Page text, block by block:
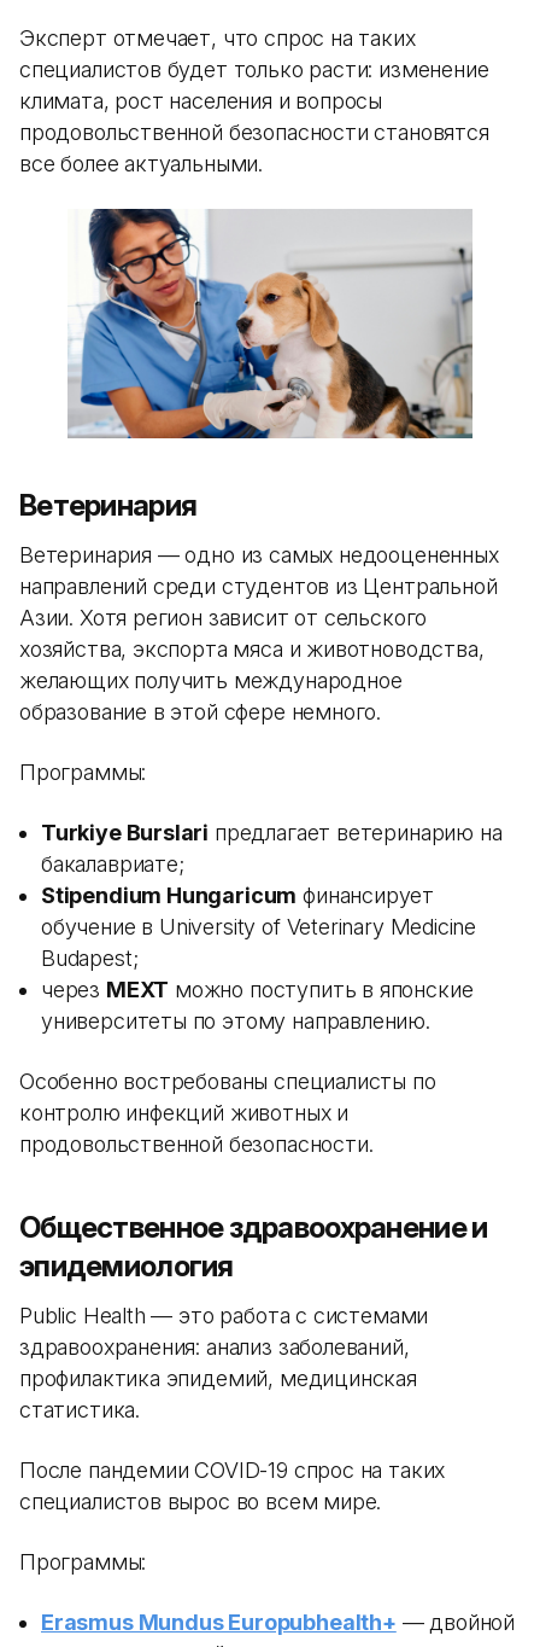
Эксперт отмечает, что спрос на таких
специалистов будет только расти: изменение
климата, рост населения и вопросы
продовольственной безопасности становятся
все более актуальными.
Ветеринария
Ветеринария — одно из самых недооцененных
направлений среди студентов из Центральной
Азии. Хотя регион зависит от сельского
хозяйства, экспорта мяса и животноводства,
желающих получить международное
образование в этой сфере немного.
Программы:
Turkiye Burslari предлагает ветеринарию на
бакалавриате;
Stipendium Hungaricum финансирует
обучение в University of Veterinary Medicine
Budapest;
через MEXT можно поступить в японские
университеты по этому направлению.
Особенно востребованы специалисты по
контролю инфекций животных и
продовольственной безопасности.
Общественное здравоохранение и
эпидемиология
Public Health — это работа с системами
здравоохранения: анализ заболеваний,
профилактика эпидемий, медицинская
статистика.
После пандемии COVID-19 спрос на таких
специалистов вырос во всем мире.
Программы:
Erasmus Mundus Europubhealth+ — двойной